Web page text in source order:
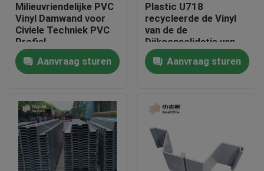
Huis
Ongeveer ons
Fabrieksreis
Milieuvriendelijke PVC
Vinyl Damwand voor
Civiele Techniek PVC
Profiel
Aanvraag sturen
Plastic U718
recycleerde de Vinyl
van de de
Dijkconsolidatie van
Bladstapels van het de
Rivierbed stapel van
het de consolidatie
Aanvraag sturen